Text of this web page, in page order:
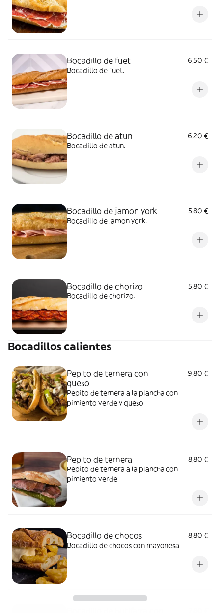
Bocadillo de fuet
6,50 €
Bocadillo de fuet.
Bocadillo de atun
6,20 €
Bocadillo de atun.
Bocadillo de jamon york
5,80 €
Bocadillo de jamon york.
Bocadillo de chorizo
5,80 €
Bocadillo de chorizo.
Bocadillos calientes
Pepito de ternera con
queso
9,80 €
Pepito de ternera a la plancha con
pimiento verde y queso
Pepito de ternera
8,80 €
Pepito de ternera a la plancha con
pimiento verde
Bocadillo de chocos
8,80 €
Bocadillo de chocos con mayonesa